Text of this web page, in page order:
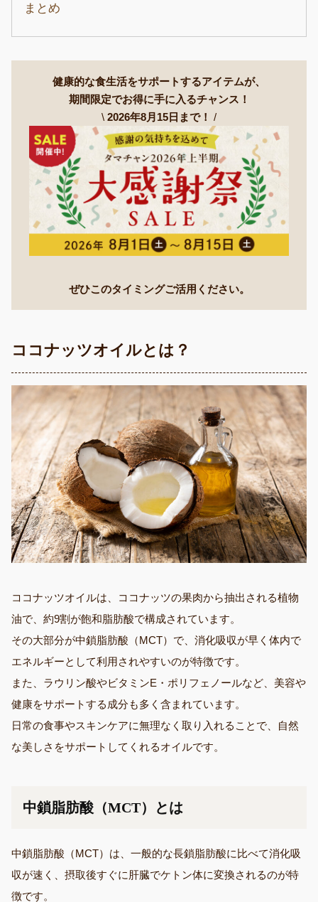
まとめ
健康的な食生活をサポートするアイテムが、
期間限定でお得に手に入るチャンス！
\ 2026年8月15日まで！ /
ぜひこのタイミングご活用ください。
ココナッツオイルとは？
ココナッツオイルは、ココナッツの果肉から抽出される植物
油で、約9割が飽和脂肪酸で構成されています。
その大部分が中鎖脂肪酸（MCT）で、消化吸収が早く体内で
エネルギーとして利用されやすいのが特徴です。
また、ラウリン酸やビタミンE・ポリフェノールなど、美容や
健康をサポートする成分も多く含まれています。
日常の食事やスキンケアに無理なく取り入れることで、自然
な美しさをサポートしてくれるオイルです。
中鎖脂肪酸（MCT）とは
中鎖脂肪酸（MCT）は、一般的な長鎖脂肪酸に比べて消化吸
収が速く、摂取後すぐに肝臓でケトン体に変換されるのが特
徴です。